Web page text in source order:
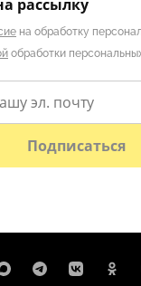
рассылку
на обработку
обработки
Подписаться